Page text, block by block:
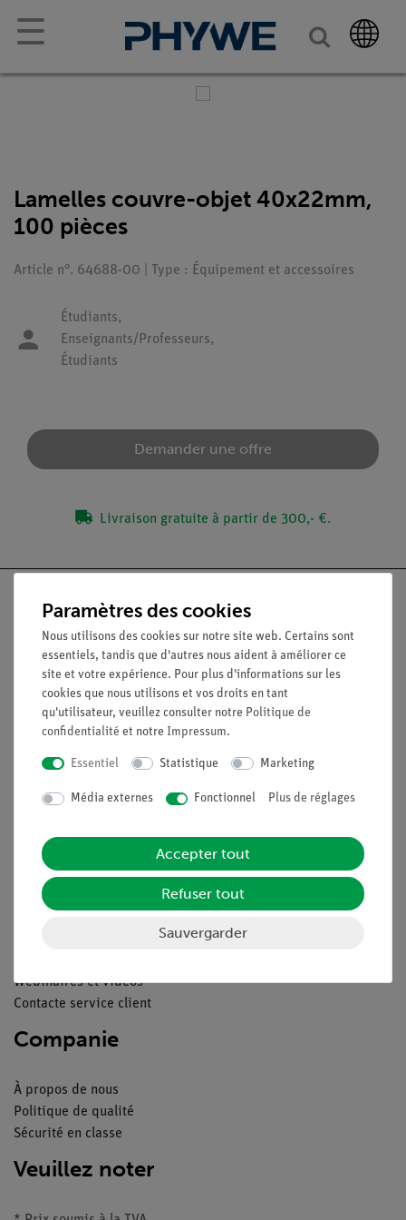
☰
Lamelles couvre-objet 40x22mm,
100 pièces
Article n°. 64688-00 | Type : Équipement et accessoires
Étudiants,
Enseignants/Professeurs,
Étudiants
Demander une offre
Livraison gratuite à partir de 300,- €.
Nach oben
Légal
Contact
Déclaration de confidentialité
Service
Webinaires et vidéos
Contacte service client
Companie
À propos de nous
Politique de qualité
Sécurité en classe
Veuillez noter
Paramètres des cookies
Nous utilisons des cookies sur notre site web. Certains sont
essentiels, tandis que d'autres nous aident à améliorer ce
site et votre expérience. Pour plus d'informations sur les
cookies que nous utilisons et vos droits en tant
qu'utilisateur, veuillez consulter notre Politique de
confidentialité et notre Impressum.
Essentiel Statistique Marketing
Média externes Fonctionnel Plus de réglages
Accepter tout
Refuser tout
Sauvergarder